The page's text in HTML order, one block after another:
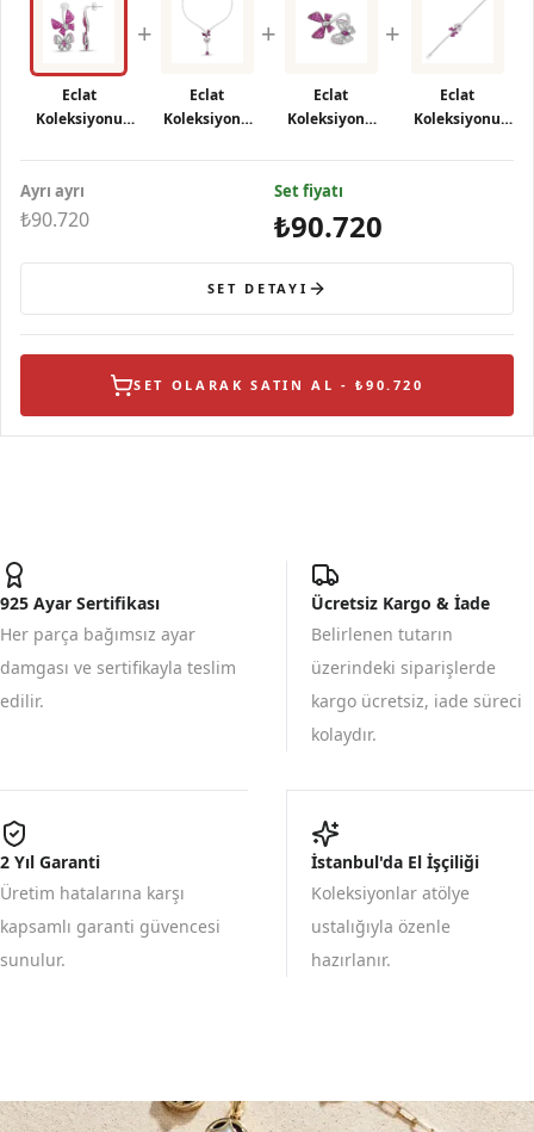
Eclat
Koleksiyonu
Kelebekli
Gümüş Küpe
+
Eclat
Koleksiyonu
Kelebekli
+
Eclat
Koleksiyonu
Kelebekli
Gümüş Yüzük
+
Eclat
Koleksiyonu
Kelebekli
Ayrı ayrı
₺90.720
Set fiyatı
₺90.720
SET DETAYI
SET OLARAK SATIN AL - ₺90.720
925 Ayar Sertifikası
Her parça bağımsız ayar
damgası ve sertifikayla teslim
edilir.
Ücretsiz Kargo & İade
Belirlenen tutarın
üzerindeki siparişlerde
kargo ücretsiz, iade süreci
kolaydır.
2 Yıl Garanti
Üretim hatalarına karşı
kapsamlı garanti güvencesi
sunulur.
İstanbul'da El İşçiliği
Koleksiyonlar atölye
ustalığıyla özenle
hazırlanır.